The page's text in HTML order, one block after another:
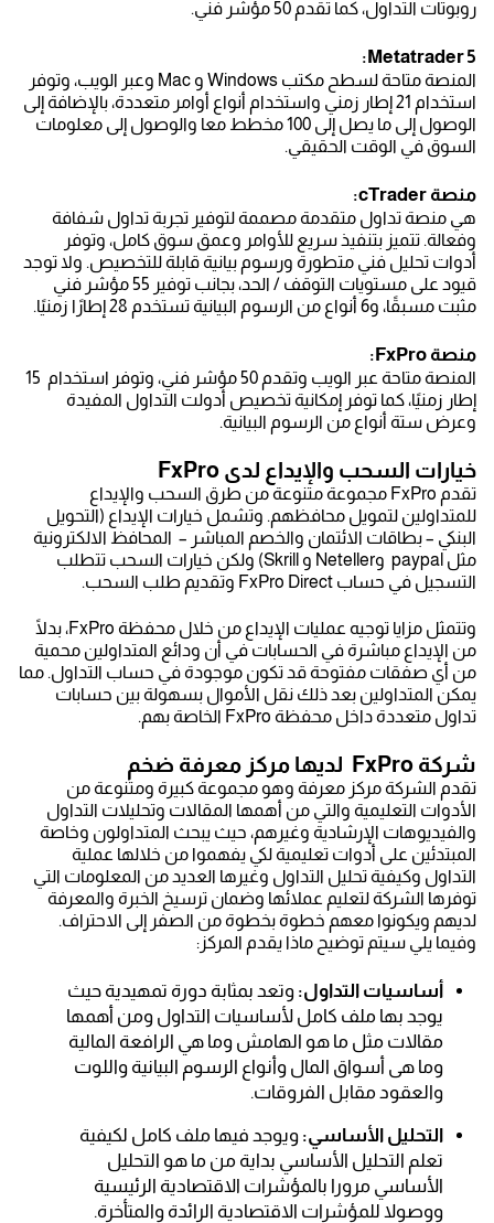
روبوتات التداول، كما تقدم 50 مؤشر فني.
Metatrader 5:
المنصة متاحة لسطح مكتب Windows و Mac وعبر الويب، وتوفر
استخدام 21 إطار زمني واستخدام أنواع أوامر متعددة، بالإضافة إلى
الوصول إلى ما يصل إلى 100 مخطط معا والوصول إلى معلومات
السوق في الوقت الحقيقي.
منصة cTrader:
هي منصة تداول متقدمة مصممة لتوفير تجربة تداول شفافة
وفعالة. تتميز بتنفيذ سريع للأوامر وعمق سوق كامل، وتوفر
أدوات تحليل فني متطورة ورسوم بيانية قابلة للتخصيص. ولا توجد
قيود على مستويات التوقف / الحد، بجانب توفير 55 مؤشر فني
مثبت مسبقًا، و6 أنواع من الرسوم البيانية تستخدم 28 إطارًا زمنيًا.
منصة FxPro:
المنصة متاحة عبر الويب وتقدم 50 مؤشر فني، وتوفر استخدام 15
إطار زمنيًا، كما توفر إمكانية تخصيص أدولت التداول المفيدة
وعرض ستة أنواع من الرسوم البيانية.
خيارات السحب والإيداع لدى FxPro
تقدم FxPro مجموعة متنوعة من طرق السحب والإيداع
للمتداولين لتمويل محافظهم. وتشمل خيارات الإيداع (التحويل
البنكي – بطاقات الائتمان والخصم المباشر – المحافظ الالكترونية
مثل paypal وNeteller و Skrill) ولكن خيارات السحب تتطلب
التسجيل في حساب FxPro Direct وتقديم طلب السحب.
وتتمثل مزايا توجيه عمليات الإيداع من خلال محفظة FxPro، بدلًا
من الإيداع مباشرة في الحسابات في أن ودائع المتداولين محمية
من أي صفقات مفتوحة قد تكون موجودة في حساب التداول. مما
يمكن المتداولين بعد ذلك نقل الأموال بسهولة بين حسابات
تداول متعددة داخل محفظة FxPro الخاصة بهم.
شركة FxPro لديها مركز معرفة ضخم
تقدم الشركة مركز معرفة وهو مجموعة كبيرة ومتنوعة من
الأدوات التعليمية والتي من أهمها المقالات وتحليلات التداول
والفيديوهات الإرشادية وغيرهم، حيث يبحث المتداولون وخاصة
المبتدئين على أدوات تعليمية لكي يفهموا من خلالها عملية
التداول وكيفية تحليل التداول وغيرها العديد من المعلومات التي
توفرها الشركة لتعليم عملائها وضمان ترسيخ الخبرة والمعرفة
لديهم ويكونوا معهم خطوة بخطوة من الصفر إلى الاحتراف.
وفيما يلي سيتم توضيح ماذا يقدم المركز:
أساسيات التداول: وتعد بمثابة دورة تمهيدية حيث
يوجد بها ملف كامل لأساسيات التداول ومن أهمها
مقالات مثل ما هو الهامش وما هي الرافعة المالية
وما هى أسواق المال وأنواع الرسوم البيانية واللوت
والعقود مقابل الفروقات.
التحليل الأساسي: ويوجد فيها ملف كامل لكيفية
تعلم التحليل الأساسي بداية من ما هو التحليل
الأساسي مرورا بالمؤشرات الاقتصادية الرئيسية
ووصولا للمؤشرات الاقتصادية الرائدة والمتأخرة.